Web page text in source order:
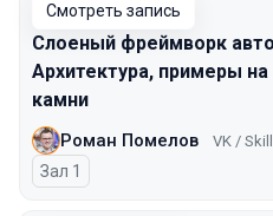
Смотреть запись
Слоеный фреймворк
Архитектура, примеры
камни
Роман Помелов VK /
Зал 1